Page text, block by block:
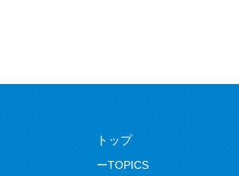
トップ
TOPICS